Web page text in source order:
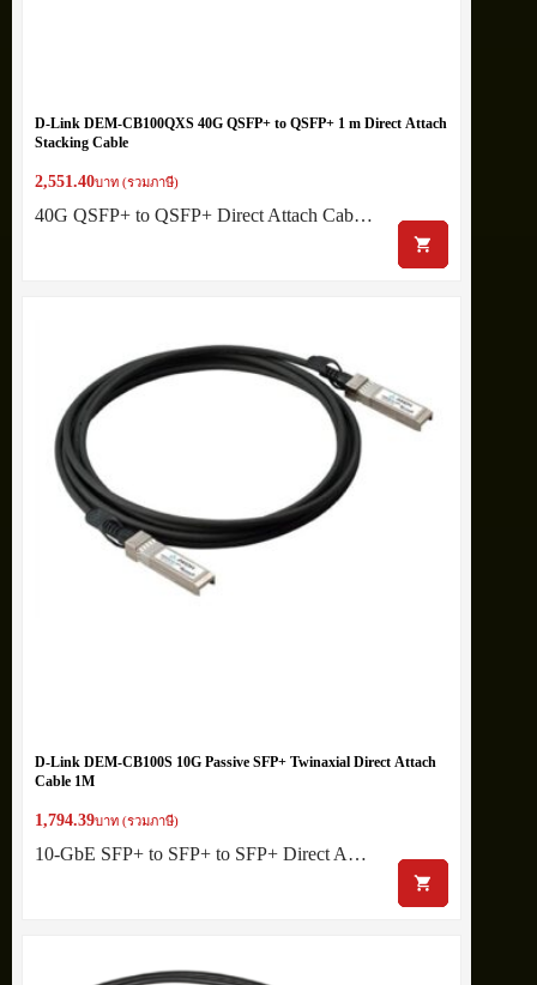
D-Link DEM-CB100QXS 40G QSFP+ to QSFP+ 1 m Direct Attach
Stacking Cable
2,551.40บาท (รวมภาษี)
40G QSFP+ to QSFP+ Direct Attach Cab…
D-Link DEM-CB100S 10G Passive SFP+ Twinaxial Direct Attach
Cable 1M
1,794.39บาท (รวมภาษี)
10-GbE SFP+ to SFP+ to SFP+ Direct A…